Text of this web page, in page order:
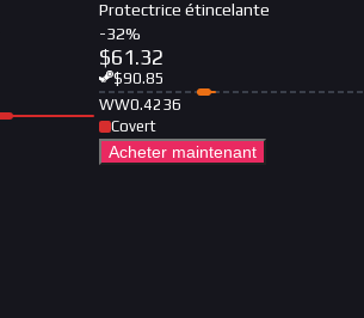
Protectrice étincelante
-32%
$61.32
$90.85
WW0.4236
Covert
Acheter maintenant